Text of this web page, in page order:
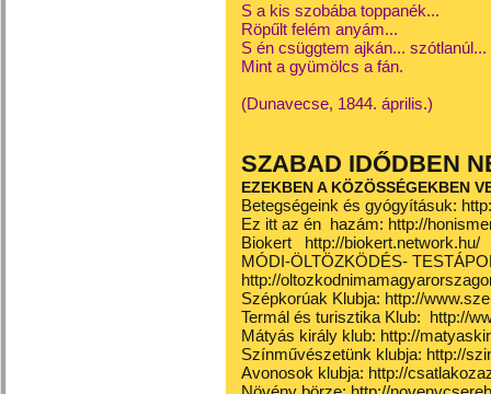
S a kis szobába toppanék...
Röpűlt felém anyám...
S én csüggtem ajkán... szótlanúl...
Mint a gyümölcs a fán.
(Dunavecse, 1844. április.)
SZABAD IDŐDBEN
EZEKBEN A KÖZÖSSÉGEKBEN
Betegségeink és gyógyításuk:
Ez itt az én hazám: http://
Biokert http://biokert.network.hu/
MÓDI-ÖLTÖZKÖDÉS-
http://
Szépkorúak Klubja: http://
Termál és turisztika Klub: http://
Mátyás király klub: http://
Színművészetünk klubja: http://
Avonosok klubja: http://